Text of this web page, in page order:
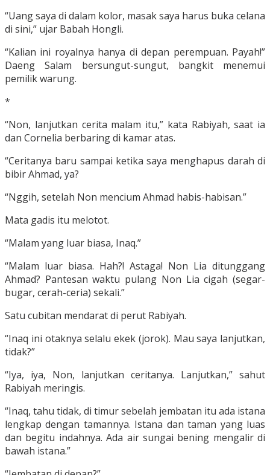
“Uang saya di dalam kolor, masak saya harus buka celana
di sini,” ujar Babah Hongli.
“Kalian ini royalnya hanya di depan perempuan. Payah!”
Daeng Salam bersungut-sungut, bangkit menemui
pemilik warung.
*
“Non, lanjutkan cerita malam itu,” kata Rabiyah, saat ia
dan Cornelia berbaring di kamar atas.
“Ceritanya baru sampai ketika saya menghapus darah di
bibir Ahmad, ya?
“Nggih, setelah Non mencium Ahmad habis-habisan.”
Mata gadis itu melotot.
“Malam yang luar biasa, Inaq.”
“Malam luar biasa. Hah?! Astaga! Non Lia ditunggang
Ahmad? Pantesan waktu pulang Non Lia cigah (segar-
bugar, cerah-ceria) sekali.”
Satu cubitan mendarat di perut Rabiyah.
“Inaq ini otaknya selalu ekek (jorok). Mau saya lanjutkan,
tidak?”
“Iya, iya, Non, lanjutkan ceritanya. Lanjutkan,” sahut
Rabiyah meringis.
“Inaq, tahu tidak, di timur sebelah jembatan itu ada istana
lengkap dengan tamannya. Istana dan taman yang luas
dan begitu indahnya. Ada air sungai bening mengalir di
bawah istana.”